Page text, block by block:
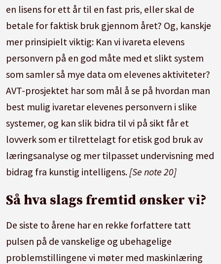
en lisens for ett år til en fast pris, eller skal de
betale for faktisk bruk gjennom året? Og, kanskje
mer prinsipielt viktig: Kan vi ivareta elevens
personvern på en god måte med et slikt system
som samler så mye data om elevenes aktiviteter?
AVT-prosjektet har som mål å se på hvordan man
best mulig ivaretar elevenes personvern i slike
systemer, og kan slik bidra til vi på sikt får et
lovverk som er tilrettelagt for etisk god bruk av
læringsanalyse og mer tilpasset undervisning med
bidrag fra kunstig intelligens. [Se note 20]
Så hva slags fremtid ønsker vi?
De siste to årene har en rekke forfattere tatt
pulsen på de vanskelige og ubehagelige
problemstillingene vi møter med maskinlæring